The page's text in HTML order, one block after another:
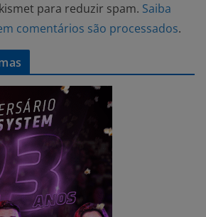
para reduzir spam. Saiba
comentários são processados.